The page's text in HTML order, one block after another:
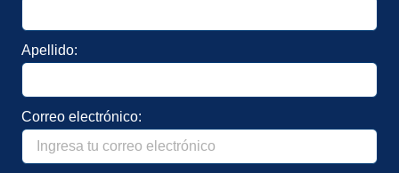
Apellido:
Correo electrónico: